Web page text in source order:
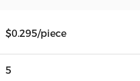
$0.295/piece
5